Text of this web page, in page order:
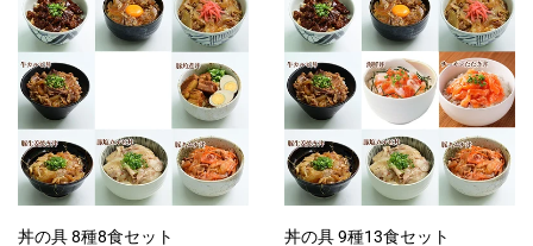
る
丼の具 8種8食セット
丼の具 9種13食セット